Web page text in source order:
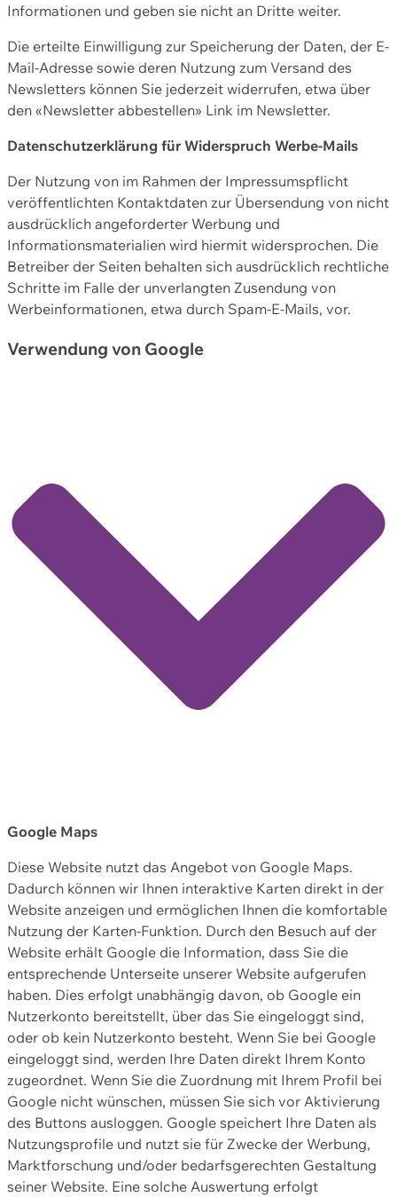
Informationen und geben sie nicht an Dritte weiter.
Die erteilte Einwilligung zur Speicherung der Daten, der E-
Mail-Adresse sowie deren Nutzung zum Versand des
Newsletters können Sie jederzeit widerrufen, etwa über
den «Newsletter abbestellen» Link im Newsletter.
Datenschutzerklärung für Widerspruch Werbe-Mails
Der Nutzung von im Rahmen der Impressumspflicht
veröffentlichten Kontaktdaten zur Übersendung von nicht
ausdrücklich angeforderter Werbung und
Informationsmaterialien wird hiermit widersprochen. Die
Betreiber der Seiten behalten sich ausdrücklich rechtliche
Schritte im Falle der unverlangten Zusendung von
Werbeinformationen, etwa durch Spam-E-Mails, vor.
Verwendung von Google
Google Maps
Diese Website nutzt das Angebot von Google Maps.
Dadurch können wir Ihnen interaktive Karten direkt in der
Website anzeigen und ermöglichen Ihnen die komfortable
Nutzung der Karten-Funktion. Durch den Besuch auf der
Website erhält Google die Information, dass Sie die
entsprechende Unterseite unserer Website aufgerufen
haben. Dies erfolgt unabhängig davon, ob Google ein
Nutzerkonto bereitstellt, über das Sie eingeloggt sind,
oder ob kein Nutzerkonto besteht. Wenn Sie bei Google
eingeloggt sind, werden Ihre Daten direkt Ihrem Konto
zugeordnet. Wenn Sie die Zuordnung mit Ihrem Profil bei
Google nicht wünschen, müssen Sie sich vor Aktivierung
des Buttons ausloggen. Google speichert Ihre Daten als
Nutzungsprofile und nutzt sie für Zwecke der Werbung,
Marktforschung und/oder bedarfsgerechten Gestaltung
seiner Website. Eine solche Auswertung erfolgt